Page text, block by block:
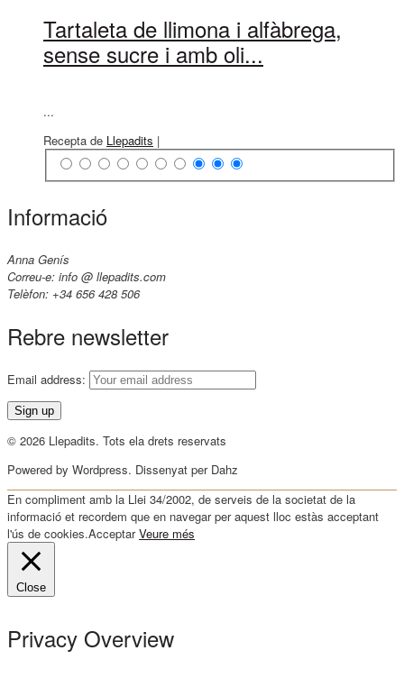
Tartaleta de llimona i alfàbrega,
sense sucre i amb oli...
...
Recepta de Llepadits |
Informació
Anna Genís
Correu-e: info @ llepadits.com
Telèfon: +34 656 428 506
Rebre newsletter
Email address:
© 2026 Llepadits. Tots ela drets reservats
Powered by Wordpress. Dissenyat per Dahz
En compliment amb la Llei 34/2002, de serveis de la societat de la
informació et recordem que en navegar per aquest lloc estàs acceptant
l'ús de cookies.Acceptar Veure més
Close
Privacy Overview